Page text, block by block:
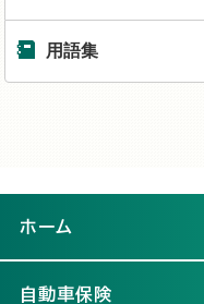
用語集
ホーム
自動車保険